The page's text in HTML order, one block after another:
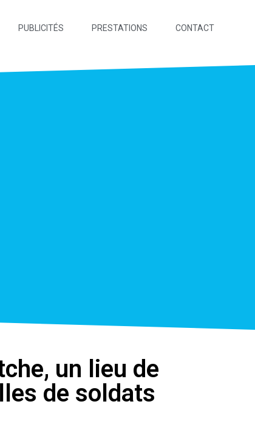
PUBLICITÉS PRESTATIONS CONTACT
un lieu de
de soldats